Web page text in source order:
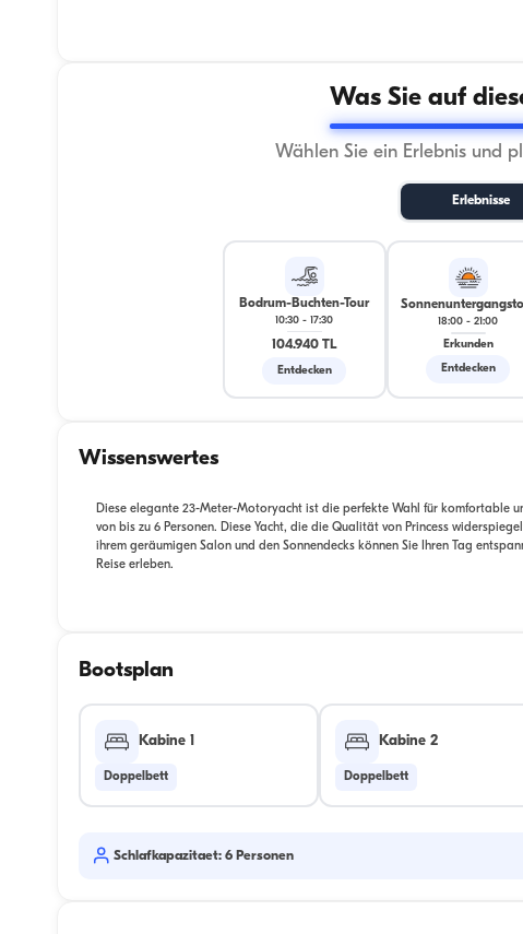
Was Sie auf
Wählen Sie ein Erlebnis und
Erlebnisse
Bodrum-Buchten-Tour
10:30 -17:30
104.940 TL
Entdecken
18:00 -21:00
Erkunden
Entdecken
Wissenswertes
Diese elegante 23-Meter-Motoryacht ist die perfekte Wahl für komfortable
von bis zu 6 Personen. Diese Yacht, die die Qualität von Princess
ihrem geräumigen Salon und den Sonnendecks können Sie Ihren Tag
Reise erleben.
Bootsplan
Kabine 1
Doppelbett
Kabine 2
Doppelbett
Schlafkapazitaet: 6 Personen